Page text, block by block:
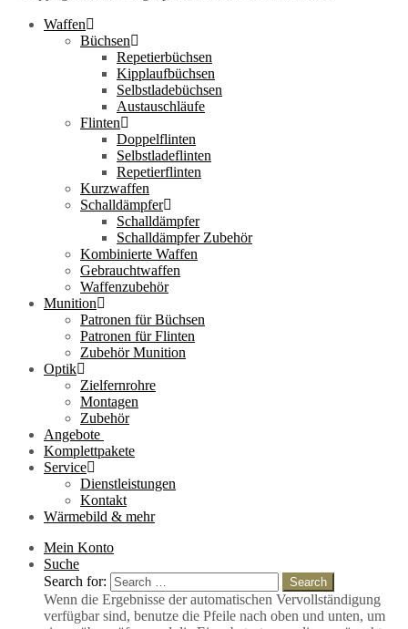
Waffen
Büchsen
Repetierbüchsen
Kipplaufbüchsen
Selbstladebüchsen
Austauschläufe
Flinten
Doppelflinten
Selbstladeflinten
Repetierflinten
Kurzwaffen
Schalldämpfer
Schalldämpfer
Schalldämpfer Zubehör
Kombinierte Waffen
Gebrauchtwaffen
Waffenzubehör
Munition
Patronen für Büchsen
Patronen für Flinten
Zubehör Munition
Optik
Zielfernrohre
Montagen
Zubehör
Angebote
Komplettpakete
Service
Dienstleistungen
Kontakt
Wärmebild & mehr
Mein Konto
Suche
Search for:
Search
Wenn die Ergebnisse der automatischen Vervollständigung
verfügbar sind, benutze die Pfeile nach oben und unten, um